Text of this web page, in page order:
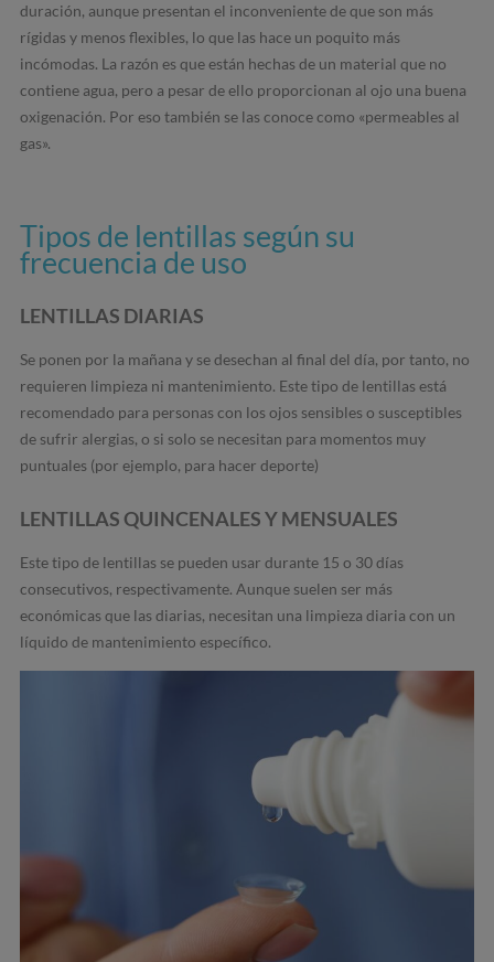
duración, aunque presentan el inconveniente de que son más
rígidas y menos flexibles, lo que las hace un poquito más
incómodas. La razón es que están hechas de un material que no
contiene agua, pero a pesar de ello proporcionan al ojo una buena
oxigenación. Por eso también se las conoce como «permeables al
gas».
Tipos de lentillas según su
frecuencia de uso
LENTILLAS DIARIAS
Se ponen por la mañana y se desechan al final del día, por tanto, no
requieren limpieza ni mantenimiento. Este tipo de lentillas está
recomendado para personas con los ojos sensibles o susceptibles
de sufrir alergias, o si solo se necesitan para momentos muy
puntuales (por ejemplo, para hacer deporte)
LENTILLAS QUINCENALES Y MENSUALES
Este tipo de lentillas se pueden usar durante 15 o 30 días
consecutivos, respectivamente. Aunque suelen ser más
económicas que las diarias, necesitan una limpieza diaria con un
líquido de mantenimiento específico.